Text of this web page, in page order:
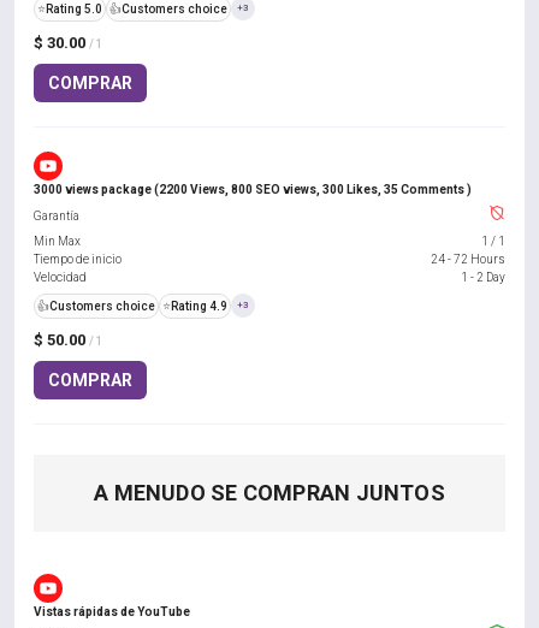
$ 30.00 / 1
COMPRAR
⭐ Rating 5.0 👍Customers choice +3
3000 views package (2200 Views, 800 SEO views, 300 Likes, 35 Comments )
$ 50.00 / 1
COMPRAR
Garantía
Min Max
1 / 1
Tiempo de inicio
24 - 72 Hours
Velocidad
1 - 2 Day
👍Customers choice ⭐ Rating 4.9 +3
A MENUDO SE COMPRAN JUNTOS
Vistas rápidas de YouTube